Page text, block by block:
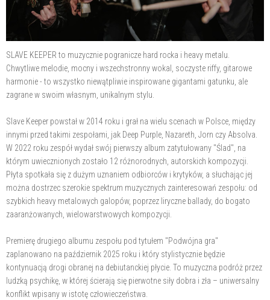
SLAVE KEEPER to muzycznie pogranicze hard rocka i heavy metalu.
Chwytliwe melodie, mocny i wszechstronny wokal, soczyste riffy, gitarowe
harmonie - to wszystko niewątpliwie inspirowane gigantami gatunku, ale
zagrane w swoim własnym, unikalnym stylu.
Slave Keeper powstał w 2014 roku i grał na wielu scenach w Polsce, między
innymi przed takimi zespołami, jak Deep Purple, Nazareth, Jorn czy Absolva.
W 2022 roku zespół wydał swój pierwszy album zatytułowany "Ślad", na
którym uwiecznionych zostało 12 różnorodnych, autorskich kompozycji.
Płyta spotkała się z dużym uznaniem odbiorców i krytyków, a słuchając jej
można dostrzec szerokie spektrum muzycznych zainteresowań zespołu: od
szybkich heavy metalowych galopów, poprzez liryczne ballady, do bogato
zaaranżowanych, wielowarstwowych kompozycji.
Premierę drugiego albumu zespołu pod tytułem "Podwójna gra"
zaplanowano na październik 2025 roku i który stylistycznie będzie
kontynuacją drogi obranej na debiutanckiej płycie. To muzyczna podróż przez
ludzką psychikę, w której ścierają się pierwotne siły dobra i zła – uniwersalny
konflikt wpisany w istotę człowieczeństwa.